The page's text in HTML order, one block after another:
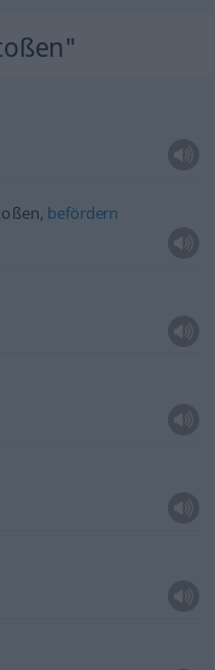
befördern